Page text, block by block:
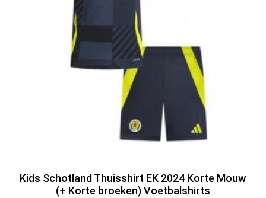
Kids Schotland Thuisshirt EK 2024 Korte Mouw
(+ Korte broeken) Voetbalshirts